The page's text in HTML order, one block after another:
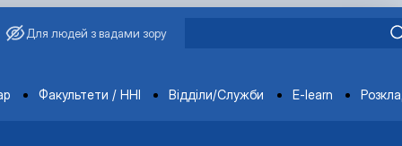
Для людей з вадами зору
Факультети / ННІ Відділи/Служби E-learn